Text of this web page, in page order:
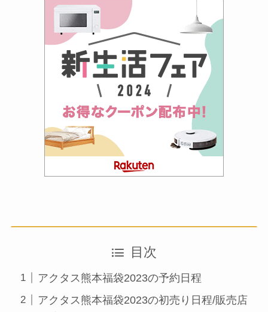
目次
アクタス熊本福袋2023の予約日程
アクタス熊本福袋2023の初売り日程/販売店